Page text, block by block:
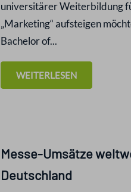
universitärer Weiterbildung
„Marketing“ aufsteigen
Bachelor of...
WEITERLESEN
Messe-Umsätze
Deutschland